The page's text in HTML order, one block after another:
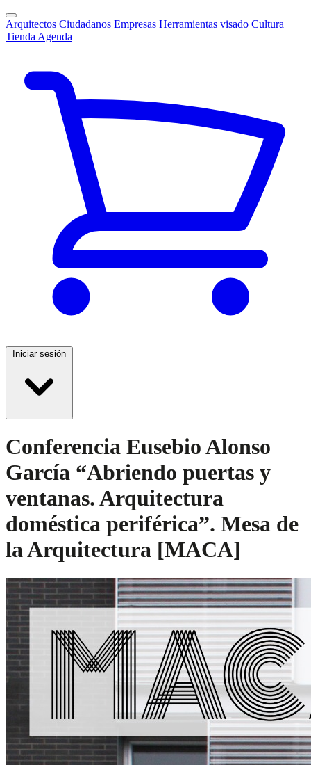
Arquitectos Ciudadanos Empresas Herramientas visado Cultura
Tienda Agenda
Iniciar sesión
Conferencia Eusebio Alonso
García “Abriendo puertas y
ventanas. Arquitectura
doméstica periférica”. Mesa de
la Arquitectura [MACA]